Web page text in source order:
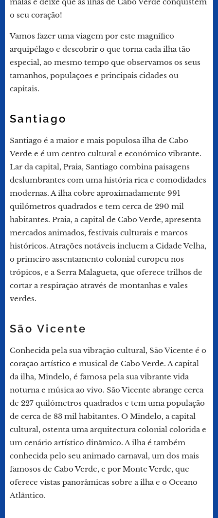
o seu coração!
Vamos fazer uma viagem por este magnífico
arquipélago e descobrir o que torna cada ilha tão
especial, ao mesmo tempo que observamos os seus
tamanhos, populações e principais cidades ou
capitais.
Santiago
Santiago é a maior e mais populosa ilha de Cabo
Verde e é um centro cultural e económico vibrante.
Lar da capital, Praia, Santiago combina paisagens
deslumbrantes com uma história rica e comodidades
modernas. A ilha cobre aproximadamente 991
quilómetros quadrados e tem cerca de 290 mil
habitantes. Praia, a capital de Cabo Verde, apresenta
mercados animados, festivais culturais e marcos
históricos. Atrações notáveis ​​incluem a Cidade Velha,
o primeiro assentamento colonial europeu nos
trópicos, e a Serra Malagueta, que oferece trilhos de
cortar a respiração através de montanhas e vales
verdes.
São Vicente
Conhecida pela sua vibração cultural, São Vicente é o
coração artístico e musical de Cabo Verde. A capital
da ilha, Mindelo, é famosa pela sua vibrante vida
noturna e música ao vivo. São Vicente abrange cerca
de 227 quilómetros quadrados e tem uma população
de cerca de 83 mil habitantes. O Mindelo, a capital
cultural, ostenta uma arquitectura colonial colorida e
um cenário artístico dinâmico. A ilha é também
conhecida pelo seu animado carnaval, um dos mais
famosos de Cabo Verde, e por Monte Verde, que
oferece vistas panorâmicas sobre a ilha e o Oceano
Atlântico.